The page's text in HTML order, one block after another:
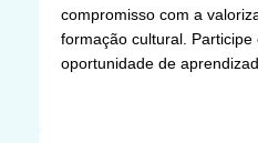
compromisso com a
formação cultural. Participe
oportunidade de